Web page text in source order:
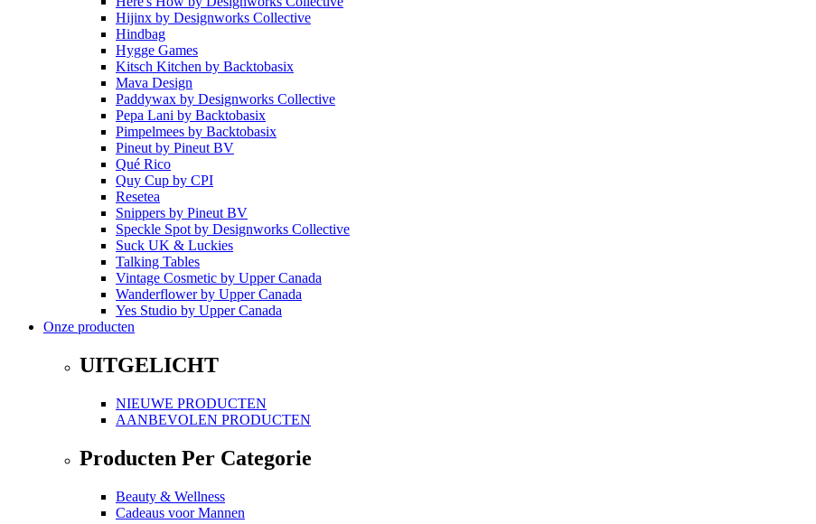
Hijinx by Designworks Collective
Hindbag
Hygge Games
Kitsch Kitchen by Backtobasix
Mava Design
Paddywax by Designworks Collective
Pepa Lani by Backtobasix
Pimpelmees by Backtobasix
Pineutby Pineut BV
Qué Rico
Quy Cup by CPI
Resetea
Snippers by Pineut BV
Speckle Spotby Designworks Collective
Suck UK & Luckies
Talking Tables
Vintage Cosmetic by Upper Canada
Wanderflowerby Upper Canada
Yes Studio by Upper Canada
Onze producten
UITGELICHT
NIEUWE PRODUCTEN
AANBEVOLEN PRODUCTEN
Producten Per Categorie
Beauty & Wellness
Cadeaus voor Mannen